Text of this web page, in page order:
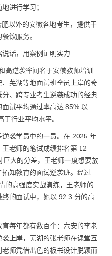
进行学习；
外的安徽各地考生，提供干
饮服务。
话，用案例证明实力
高逆袭率闻名于安徽教师培训
芜湖等地面试班全员上岸的奇
、跨专业考生逆袭成功的经典
试平均通过率高达 85% 以
于行业平均水平。
袭学员中的一员。在 2025 年
老师的笔试成绩排名第 12
大的分差，王老师一度想要放
知教育的面试逆袭班。经过
的高强度实战演练，王老师的
的面试中，她以 92.3 分的高
每年都有数百个：六安的李老
上岸，芜湖的张老师在课堂互
师凭借出色的板书设计脱颖而